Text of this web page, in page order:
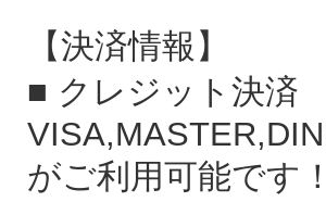
【決済情報】
■ クレジット決済
がご利用可能です！